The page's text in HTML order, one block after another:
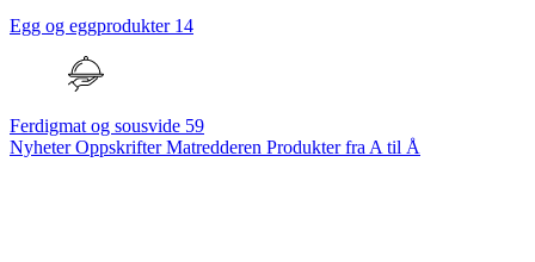
Egg og eggprodukter 14
Ferdigmat og sousvide 59
NyheterOppskrifterMatredderen Produkter fra A til Å